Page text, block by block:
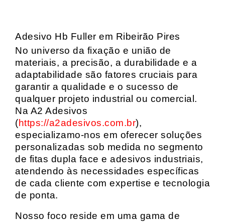
Adesivo Hb Fuller em Ribeirão Pires
No universo da fixação e união de
materiais, a precisão, a durabilidade e a
adaptabilidade são fatores cruciais para
garantir a qualidade e o sucesso de
qualquer projeto industrial ou comercial.
Na A2 Adesivos
(https://a2adesivos.com.br),
especializamo-nos em oferecer soluções
personalizadas sob medida no segmento
de fitas dupla face e adesivos industriais,
atendendo às necessidades específicas
de cada cliente com expertise e tecnologia
de ponta.
Nosso foco reside em uma gama de